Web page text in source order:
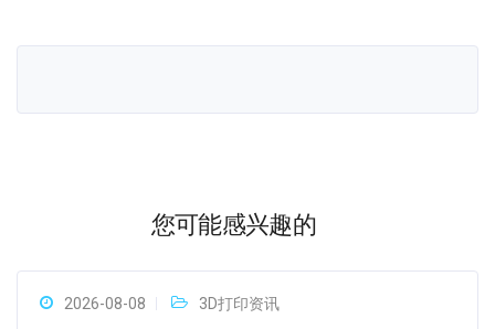
您可能感兴趣的
2026-08-08 3D打印资讯